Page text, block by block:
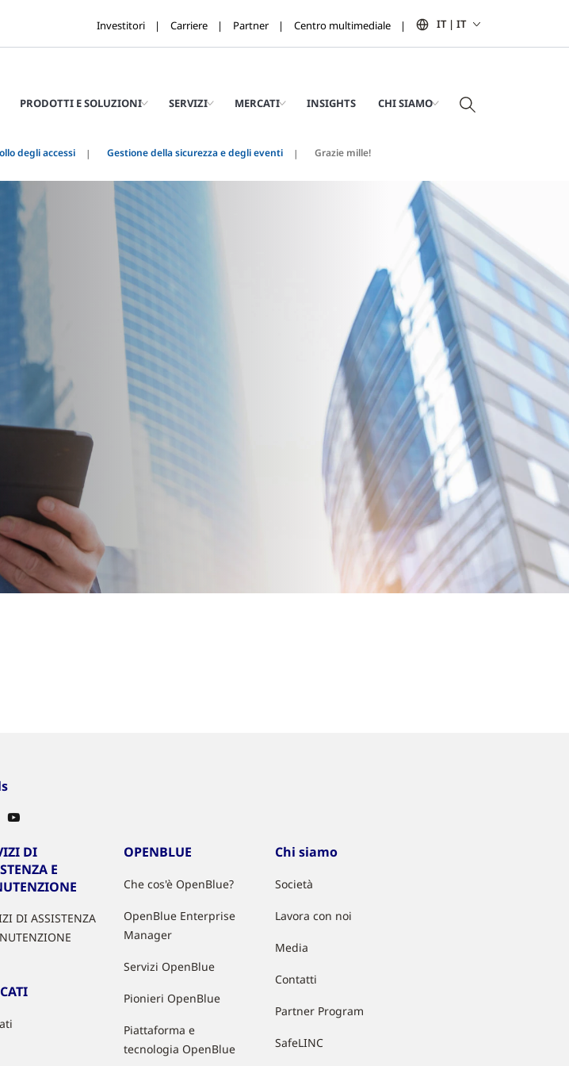
Investitori Carriere Partner Centro multimediale IT | IT
PRODOTTI E SOLUZIONI SERVIZI MERCATI INSIGHTS CHI SIAMO
degli accessi Gestione della sicurezza e degli eventi Grazie mille!
DI
E
DI ASSISTENZA
OPENBLUE
Che cos'è OpenBlue?
OpenBlue Enterprise
Manager
Servizi OpenBlue
Pionieri OpenBlue
Piattaforma e
tecnologia OpenBlue
Chi siamo
Società
Lavora con noi
Media
Contatti
Partner Program
SafeLINC